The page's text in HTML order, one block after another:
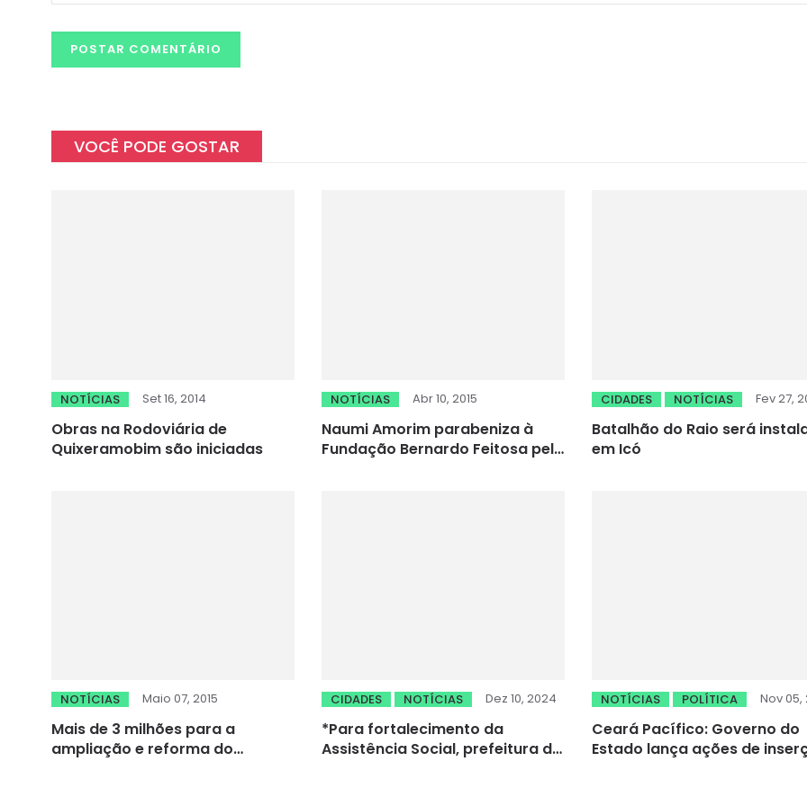
VOCÊ PODE GOSTAR
NOTÍCIAS Set 16, 2014
Obras na Rodoviária de
Quixeramobim são iniciadas
NOTÍCIAS Abr 10, 2015
Naumi Amorim parabeniza à
Fundação Bernardo Feitosa pelo
CIDADES NOTÍCIAS Fev 27,
Batalhão do Raio será
em Icó
NOTÍCIAS Maio 07, 2015
Mais de 3 milhões para a
ampliação e reforma do
CIDADES NOTÍCIAS Dez 10, 2024
*Para fortalecimento da
Assistência Social, prefeitura de
NOTÍCIAS POLÍTICA Nov 05,
Ceará Pacífico: Governo do
Estado lança ações de